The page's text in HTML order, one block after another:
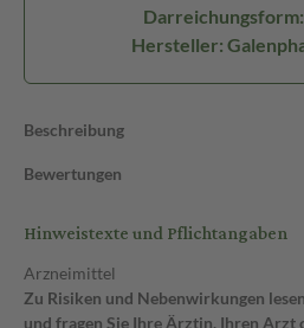
Hersteller:
Beschreibung
Bewertungen
Hinweistexte und Pflichtangaben
Arzneimittel
Zu Risiken und Nebenwirkungen
und fragen Sie Ihre Ärztin, Ihren Arzt